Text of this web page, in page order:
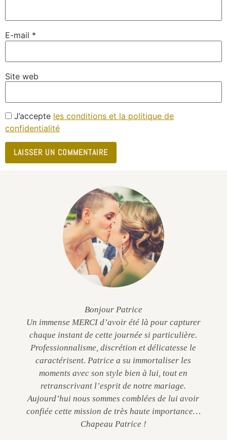
E-mail *
Site web
J’accepte les conditions et la politique de
confidentialité
Bonjour Patrice
Un immense MERCI d’avoir été là pour capturer
chaque instant de cette journée si particulière.
Professionnalisme, discrétion et délicatesse le
caractérisent. Patrice a su immortaliser les
moments avec son style bien à lui, tout en
retranscrivant l’esprit de notre mariage.
Aujourd’hui nous sommes comblées de lui avoir
confiée cette mission de très haute importance…
Chapeau Patrice !